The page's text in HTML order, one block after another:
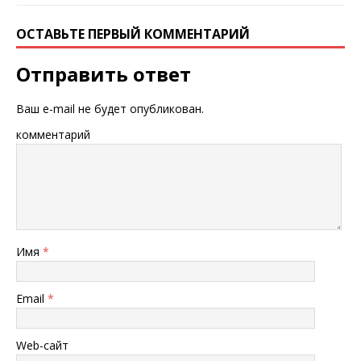
ОСТАВЬТЕ ПЕРВЫЙ КОММЕНТАРИЙ
Отправить ответ
Ваш e-mail не будет опубликован.
комментарий
Имя *
Email *
Web-сайт